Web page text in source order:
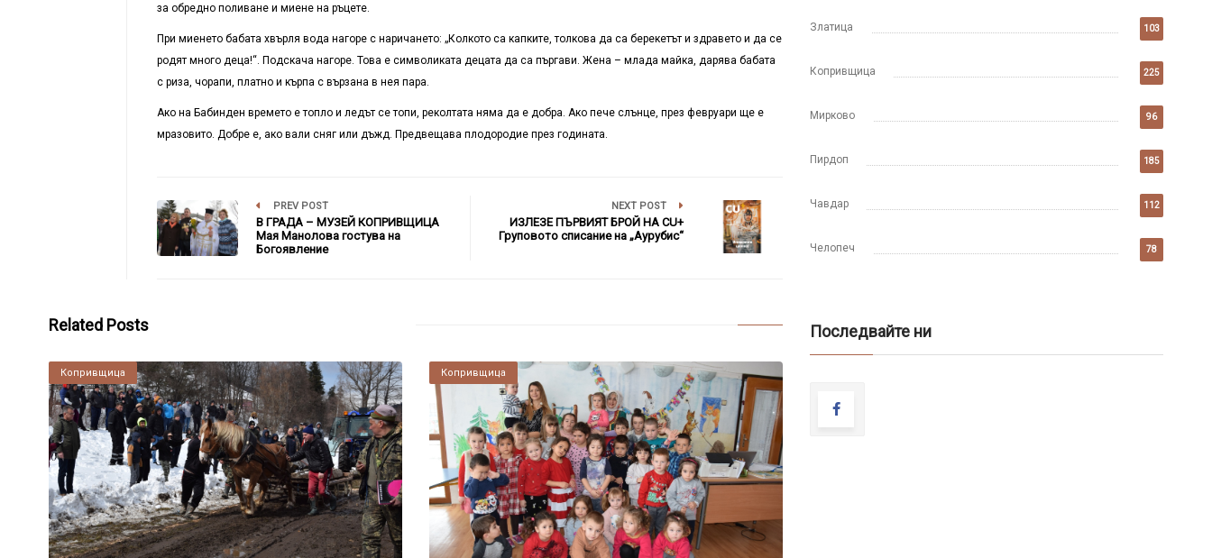
за обредно поливане и миене на ръцете.
При миенето бабата хвърля вода нагоре с наричането: „Колкото са капките, толкова да са берекетът и здравето и да се
родят много деца!“. Подскача нагоре. Това е символиката децата да са пъргави. Жена – млада майка, дарява бабата
с риза, чорапи, платно и кърпа с вързана в нея пара.
Ако на Бабинден времето е топло и ледът се топи, реколтата няма да е добра. Ако пече слънце, през февруари ще е
мразовито. Добре е, ако вали сняг или дъжд. Предвещава плодородие през годината.
PREV POST
В ГРАДА – МУЗЕЙ КОПРИВЩИЦА
Мая Манолова гостува на
Богоявление
NEXT POST
ИЗЛЕЗЕ ПЪРВИЯТ БРОЙ НА CU+
Груповото списание на „Аурубис“
Related Posts
Копривщица Копривщица
Златица 103
Копривщица 225
Мирково 96
Пирдоп 185
Чавдар 112
Челопеч 78
Последвайте ни